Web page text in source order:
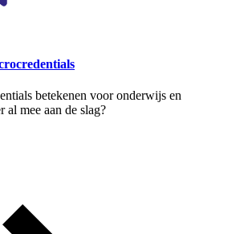
betekenen voor onderwijs en
al mee aan de slag?